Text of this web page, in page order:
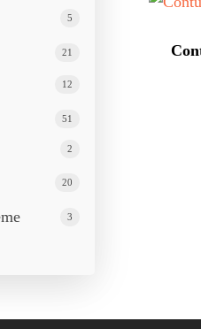
5
21
12
51
2
20
3